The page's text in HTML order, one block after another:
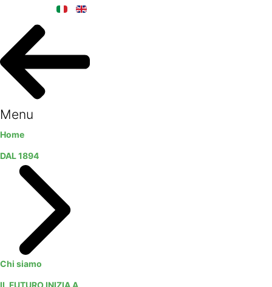
Menu
Home
DAL 1894
Chi siamo
IL FUTURO INIZIA A